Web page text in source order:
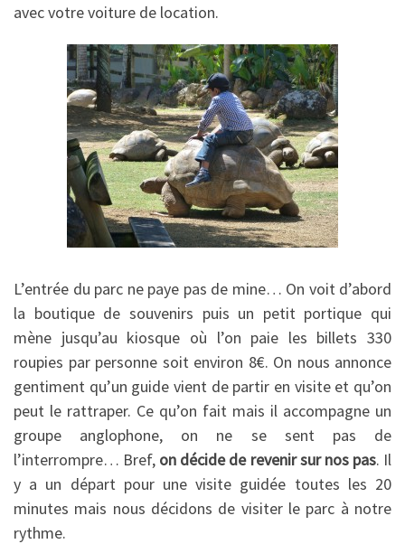
avec votre voiture de location.
L’entrée du parc ne paye pas de mine… On voit d’abord
la boutique de souvenirs puis un petit portique qui
mène jusqu’au kiosque où l’on paie les billets 330
roupies par personne soit environ 8€. On nous annonce
gentiment qu’un guide vient de partir en visite et qu’on
peut le rattraper. Ce qu’on fait mais il accompagne un
groupe anglophone, on ne se sent pas de
l’interrompre… Bref, on décide de revenir sur nos pas. Il
y a un départ pour une visite guidée toutes les 20
minutes mais nous décidons de visiter le parc à notre
rythme.